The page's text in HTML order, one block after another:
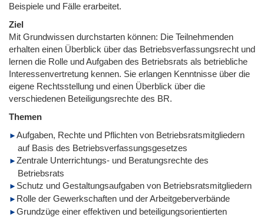
Beispiele und Fälle erarbeitet.
Ziel
Mit Grundwissen durchstarten können: Die Teilnehmenden
erhalten einen Überblick über das Betriebsverfassungsrecht und
lernen die Rolle und Aufgaben des Betriebsrats als betriebliche
Interessenvertretung kennen. Sie erlangen Kenntnisse über die
eigene Rechtsstellung und einen Überblick über die
verschiedenen Beteiligungsrechte des BR.
Themen
Aufgaben, Rechte und Pflichten von Betriebsratsmitgliedern
auf Basis des Betriebsverfassungsgesetzes
Zentrale Unterrichtungs- und Beratungsrechte des
Betriebsrats
Schutz und Gestaltungsaufgaben von Betriebsratsmitgliedern
Rolle der Gewerkschaften und der Arbeitgeberverbände
Grundzüge einer effektiven und beteiligungsorientierten